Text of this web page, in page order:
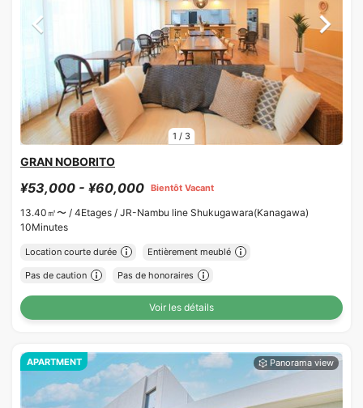
1 / 3
GRAN NOBORITO
¥53,000 - ¥60,000 Bientôt Vacant
13.40㎡〜 / 4Etages / JR-Nambu line Shukugawara(Kanagawa)
10Minutes
Location courte durée Entièrement meublé
Pas de caution Pas de honoraires
Voir les détails
APARTMENT